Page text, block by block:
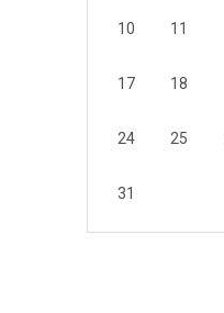
10 11
17 18
24 25
31